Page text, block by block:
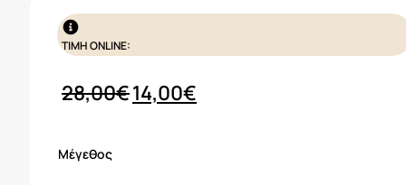
ΤΙΜΗ ONLINE:
28,00€Original
14,00€
Μέγεθος